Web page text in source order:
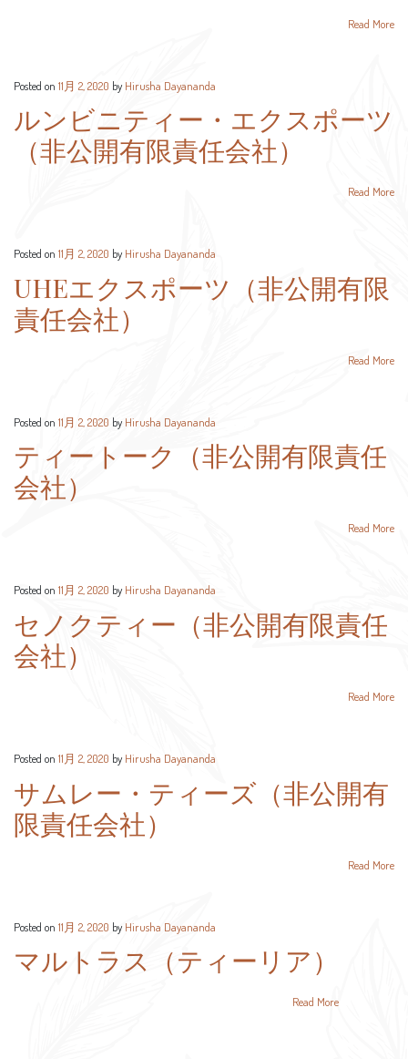
Read More
Posted on 11月 2, 2020 by Hirusha Dayananda
ルンビニティー・エクスポーツ
（非公開有限責任会社）
Read More
Posted on 11月 2, 2020 by Hirusha Dayananda
UHEエクスポーツ（非公開有限
責任会社）
Read More
Posted on 11月 2, 2020 by Hirusha Dayananda
ティートーク（非公開有限責任
会社）
Read More
Posted on 11月 2, 2020 by Hirusha Dayananda
セノクティー（非公開有限責任
会社）
Read More
Posted on 11月 2, 2020 by Hirusha Dayananda
サムレー・ティーズ（非公開有
限責任会社）
Read More
Posted on 11月 2, 2020 by Hirusha Dayananda
マルトラス（ティーリア）
Read More